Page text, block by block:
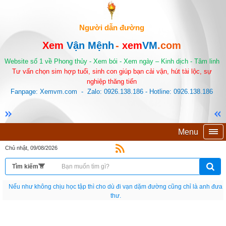
Người dẫn đường
Xem Vận Mệnh- xemVM.com
Website số 1 về Phong thủy - Xem bói - Xem ngày – Kinh dịch - Tâm linh
Tư vấn chọn sim hợp tuổi, sinh con giúp bạn cải vận, hút tài lộc, sự
nghiệp thăng tiến
Fanpage: Xemvm.com - Zalo: 0926.138.186 - Hotline: 0926.138.186
Menu
Chủ nhật, 09/08/2026
Nếu như không chịu học tập thì cho dù đi vạn dặm đường cũng chỉ là anh đưa
thư.